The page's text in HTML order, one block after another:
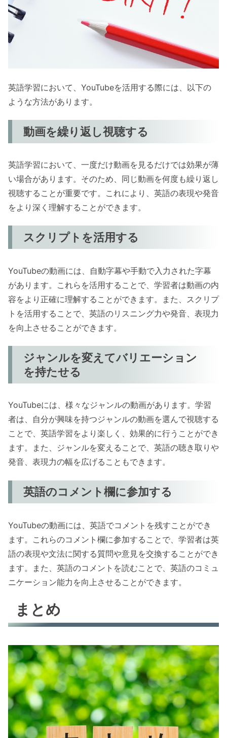
英語学習において、YouTubeを活用する際には、以下の
ような方法があります。
動画を繰り返し視聴する
英語学習において、一度だけ動画を見るだけでは効果が薄
い場合があります。そのため、同じ動画を何度も繰り返し
視聴することが重要です。これにより、英語の表現や発音
をより深く理解することができます。
スクリプトを活用する
YouTubeの動画には、自動字幕や手動で入力された字幕
があります。これらを活用することで、学習者は動画の内
容をより正確に理解することができます。また、スクリプ
トを活用することで、英語のリスニング力や発音、表現力
を向上させることができます。
ジャンルを変えてバリエーション
を持たせる
YouTubeには、様々なジャンルの動画があります。学習
者は、自分が興味を持つジャンルの動画を選んで視聴する
ことで、英語学習をより楽しく、効果的に行うことができ
ます。また、ジャンルを変えることで、英語の聴き取りや
発音、表現力の幅を広げることもできます。
英語のコメント欄に参加する
YouTubeの動画には、英語でコメントを残すことができ
ます。これらのコメント欄に参加することで、学習者は英
語の表現や文法に関する質問や意見を交換することができ
ます。また、英語のコメントを読むことで、英語のコミュ
ニケーション能力を向上させることができます。
まとめ